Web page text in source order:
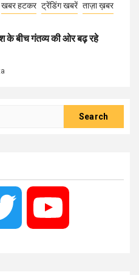
खबर हटकर ट्रेंडिंग खबरें ताज़ा ख़बर
के बीच गंतव्य की ओर बढ़ रहे
Twitter